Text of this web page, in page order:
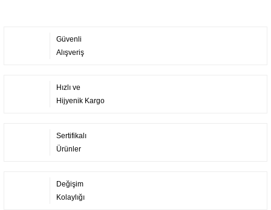
Güvenli
Alışveriş
Hızlı ve
Hijyenik Kargo
Sertifikalı
Ürünler
Değişim
Kolaylığı